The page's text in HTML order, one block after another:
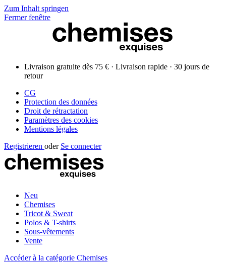
Zum Inhalt springen
Fermer fenêtre
Livraison gratuite dès 75 € · Livraison rapide · 30 jours de
retour
CG
Protection des données
Droit de rétractation
Paramètres des cookies
Mentions légales
Registrieren oder Se connecter
Neu
Chemises
Tricot & Sweat
Polos & T-shirts
Sous-vêtements
Vente
Accéder à la catégorie Chemises